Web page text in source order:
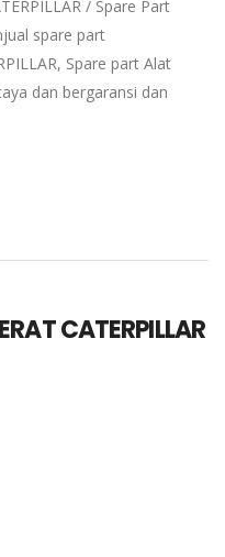
/ Spare Part
spare part
Spare part Alat
dan bergaransi dan
CATERPILLAR